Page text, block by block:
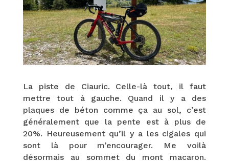
La piste de Ciauric. Celle-là tout, il faut
mettre tout à gauche. Quand il y a des
plaques de béton comme ça au sol, c’est
généralement que la pente est à plus de
20%. Heureusement qu’il y a les cigales qui
sont là pour m’encourager. Me voilà
désormais au sommet du mont macaron.